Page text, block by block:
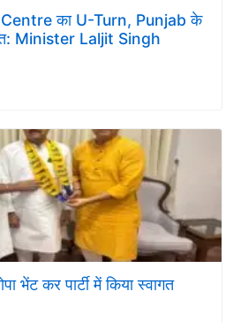
का U-Turn, Punjab के
Minister Laljit Singh
भेंट कर पार्टी में किया स्वागत